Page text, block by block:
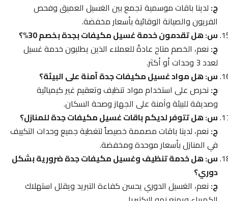
ج: لدينا باقات موسمية تجمع بين الغسيل العميق وفحص
الفريون والصيانة الوقائية بأسعار مخفضة.
س: هل تقدمون خدمة غسيل مكيفات بجدة بخصم 30%؟
ج: نعم، الخصم متاح عادةً للعملاء الذين يطلبون خدمة غسيل
لعدد 3 وحدات أو أكثر.
س: هل مواد غسيل مكيفات جدة آمنة على البيئة؟
ج: نحرص على استخدام مواد تنظيف وتعقيم غير كيميائية
وصديقة للبيئة وآمنة على الجهاز وصحة السكان.
س: هل تتوفر لديكم باقات غسيل مكيفات جدة للمنازل؟
ج: نعم، لدينا باقات مصممة خصيصاً لتغطية جميع وحدات التكييف
في المنازل بأسعار موحدة ومخفضة.
س: هل خدمة تنظيف وغسيل مكيفات جدة ضرورية بشكل
دوري؟
ج: نعم، الغسيل الدوري يحسن كفاءة التبريد ويقلل استهلاك